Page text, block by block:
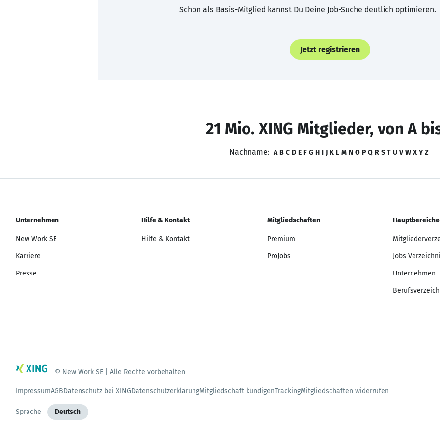
Schon als Basis-Mitglied kannst Du Deine Job-Suche deutlich optimieren.
Jetzt registrieren
21 Mio. XING Mitglieder, von A
Nachname: A B C D E F G H I J K L M N O P Q R S T U V W X Y Z
Unternehmen
New Work SE
Karriere
Presse
Hilfe & Kontakt
Hilfe & Kontakt
Mitgliedschaften
Premium
ProJobs
Hauptbereiche
Jobs
Unternehmen
© New Work SE | Alle Rechte vorbehalten
ImpressumAGBDatenschutz bei XINGDatenschutzerklärungMitgliedschaft kündigenTrackingMitgliedschaften widerrufen
Sprache Deutsch